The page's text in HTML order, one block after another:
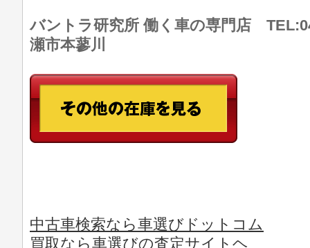
バントラ研究所 働く車の専門店
瀬市本蓼川
中古車検索なら車選びドットコム
買取なら車選びの査定サイトヘ